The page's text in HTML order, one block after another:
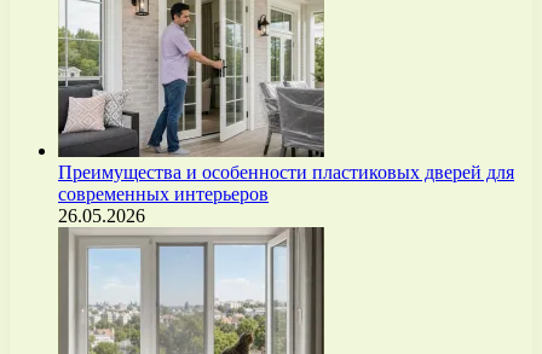
Преимущества и особенности пластиковых дверей для
современных интерьеров
26.05.2026